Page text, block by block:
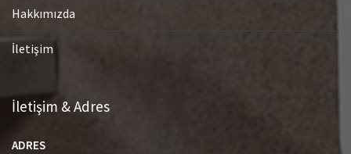
Hakkımızda
İletişim
İletişim & Adres
ADRES